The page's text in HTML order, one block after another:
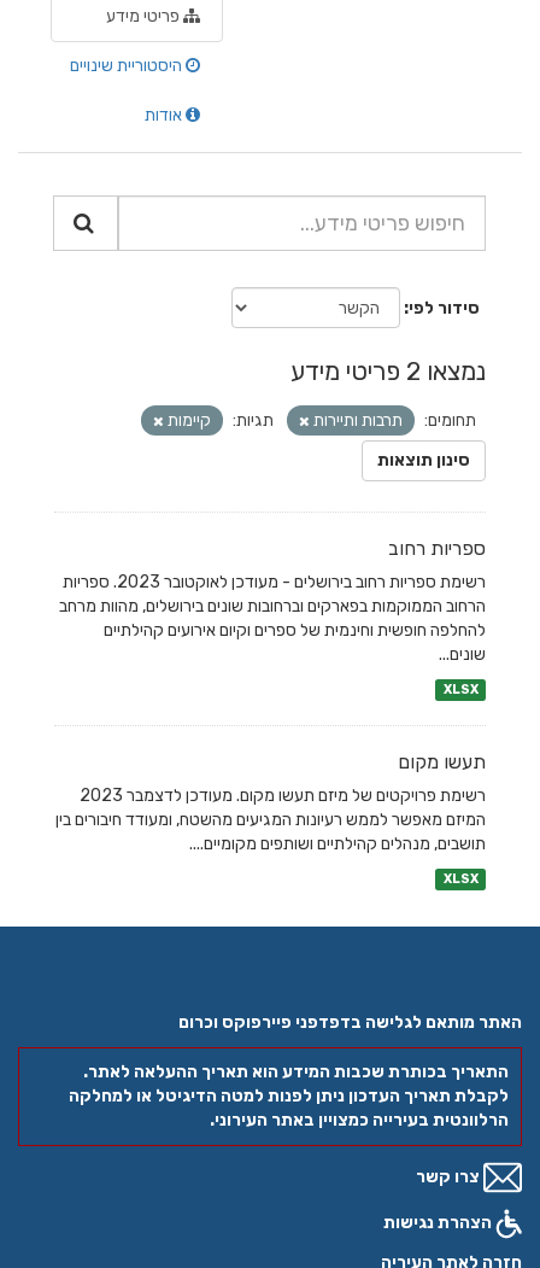
פריטי מידע
היסטוריית שינויים
אודות
סידור לפי
נמצאו 2 פריטי מידע
תחומים: תרבות ותיירות תגיות:
קיימות
סינון תוצאות
ספריות רחוב
רשימת ספריות רחוב בירושלים - מעודכן לאוקטובר 2023. ספריות
הרחוב הממוקמות בפארקים וברחובות שונים בירושלים, מהוות מרחב
להחלפה חופשית וחינמית של ספרים וקיום אירועים קהילתיים
שונים...
XLSX
תעשו מקום
רשימת פרויקטים של מיזם תעשו מקום. מעודכן לדצמבר 2023
המיזם מאפשר לממש רעיונות המגיעים מהשטח, ומעודד חיבורים בין
תושבים, מנהלים קהילתיים ושותפים מקומיים....
XLSX
האתר מותאם לגלישה בדפדפני פיירפוקס וכרום
התאריך בכותרת שכבות המידע הוא תאריך ההעלאה לאתר.
לקבלת תאריך העדכון ניתן לפנות למטה הדיגיטל או למחלקה
הרלוונטית בעירייה כמצויין באתר העירוני.
צרו קשר
הצהרת נגישות
חזרה לאתר העיריה